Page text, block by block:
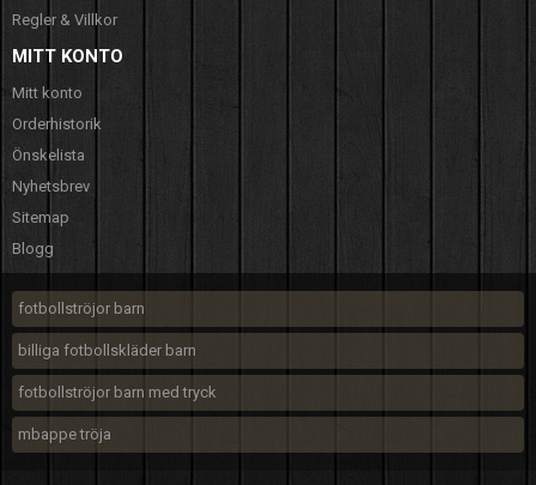
Regler & Villkor
MITT KONTO
Mitt konto
Orderhistorik
Önskelista
Nyhetsbrev
Sitemap
Blogg
fotbollströjor barn
billiga fotbollskläder barn
fotbollströjor barn med tryck
mbappe tröja